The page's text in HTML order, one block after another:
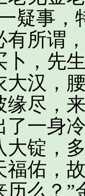
疑事
所谓
卜，先
大汉，
缘尽，
了一身
大锭，
福佑，
么？”